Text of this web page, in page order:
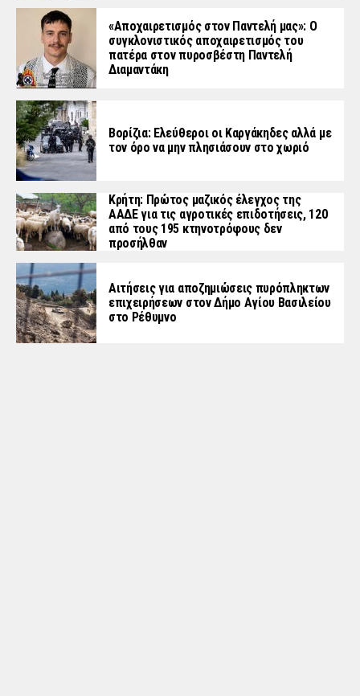
«Aποχαιρετισμός στον Παντελή μας»: Ο
συγκλονιστικός αποχαιρετισμός του
πατέρα στον πυροσβέστη Παντελή
Διαμαντάκη
Βορίζια: Ελεύθεροι οι Καργάκηδες αλλά με
τον όρο να μην πλησιάσουν στο χωριό
Κρήτη: Πρώτος μαζικός έλεγχος της
ΑΑΔΕ για τις αγροτικές επιδοτήσεις, 120
από τους 195 κτηνοτρόφους δεν
προσήλθαν
Αιτήσεις για αποζημιώσεις πυρόπληκτων
επιχειρήσεων στον Δήμο Αγίου Βασιλείου
στο Ρέθυμνο